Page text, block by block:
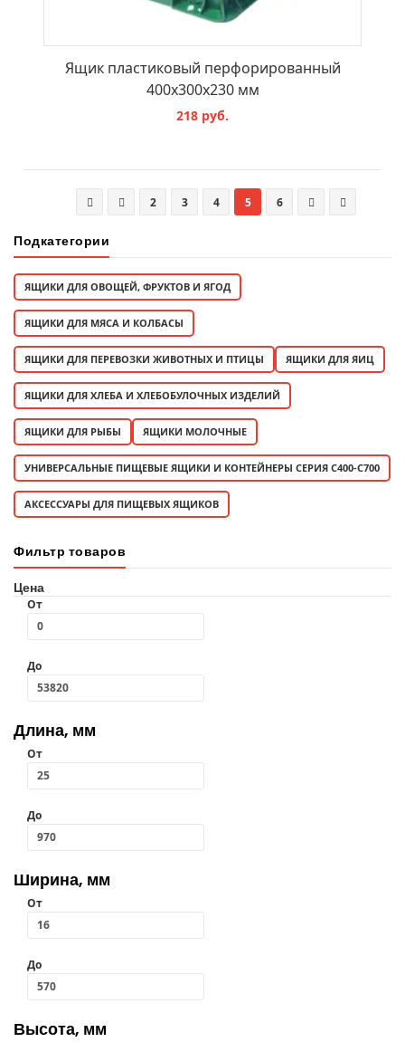
Ящик пластиковый перфорированный
400х300х230 мм
218 руб.
В КОРЗИНУ
2 3 4 5 6
Подкатегории
ЯЩИКИ ДЛЯ ОВОЩЕЙ, ФРУКТОВ И ЯГОД
ЯЩИКИ ДЛЯ МЯСА И КОЛБАСЫ
ЯЩИКИ ДЛЯ ПЕРЕВОЗКИ ЖИВОТНЫХ И ПТИЦЫ ЯЩИКИ ДЛЯ ЯИЦ
ЯЩИКИ ДЛЯ ХЛЕБА И ХЛЕБОБУЛОЧНЫХ ИЗДЕЛИЙ
ЯЩИКИ ДЛЯ РЫБЫ ЯЩИКИ МОЛОЧНЫЕ
УНИВЕРСАЛЬНЫЕ ПИЩЕВЫЕ ЯЩИКИ И КОНТЕЙНЕРЫ СЕРИЯ C400-С700
АКСЕССУАРЫ ДЛЯ ПИЩЕВЫХ ЯЩИКОВ
Фильтр товаров
Цена
От
До
Длина, мм
От
До
Ширина, мм
От
До
Высота, мм